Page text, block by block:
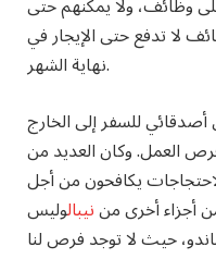
لا تدفع حتى الإيجار في
نهاية الشهر.
للسفر إلى الخارج
العمل. وكان العديد من
يكافحون من أجل
أجزاء أخرى مننيبالوليس